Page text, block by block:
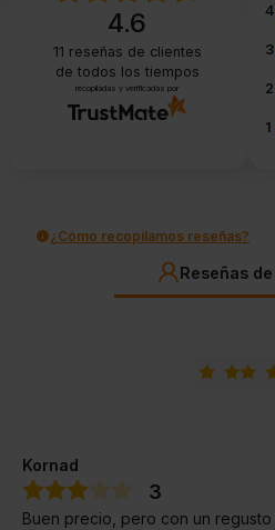
4.6
11 reseñas de clientes
de todos los tiempos
recopiladas y verificadas por
4
3
2
1
¿Cómo recopilamos reseñas?
Reseñas
Kornad
3
Buen precio, pero con un